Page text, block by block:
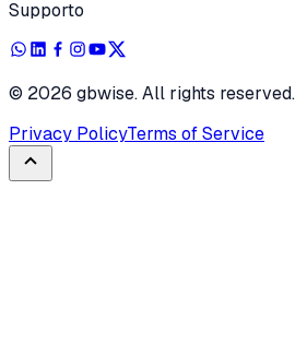
Supporto
© 2026 gbwise. All rights reserved.
Privacy PolicyTerms of Service